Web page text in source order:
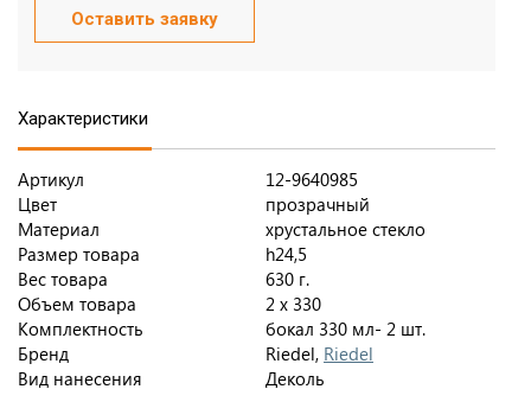
Оставить заявку
Характеристики
Артикул
12-9640985
Цвет
прозрачный
Материал
хрустальное стекло
Размер товара
h24,5
Вес товара
630 г.
Объем товара
2 х 330
Комплектность
бокал 330 мл- 2 шт.
Бренд
Riedel, Riedel
Вид нанесения
Деколь